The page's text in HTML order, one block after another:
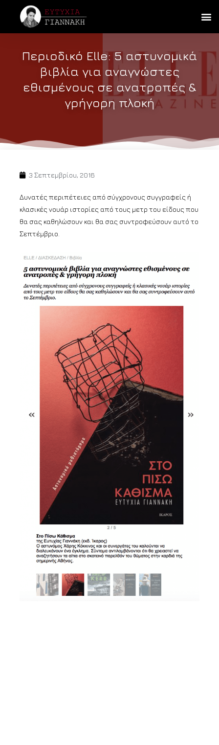
Περιοδικό Elle: 5 αστυνομικά
βιβλία για αναγνώστες
εθισμένους σε ανατροπές &
γρήγορη πλοκή
3 Σεπτεμβρίου, 2016
Δυνατές περιπέτειες από σύγχρονους συγγραφείς ή
κλασικές νουάρ ιστορίες από τους μετρ του είδους που
θα σας καθηλώσουν και θα σας συντροφεύσουν αυτό το
Σεπτέμβριο.